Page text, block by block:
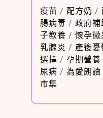
疫苗 / 配方奶 /
腸病毒 / 政府補
子教養 / 懷孕徵
乳腺炎 / 產後憂
選擇 / 孕期營養
尿病 / 為愛朗讀
市集